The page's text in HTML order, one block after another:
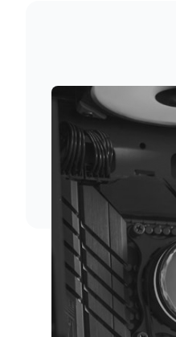
Vi förstår att
skickar vi